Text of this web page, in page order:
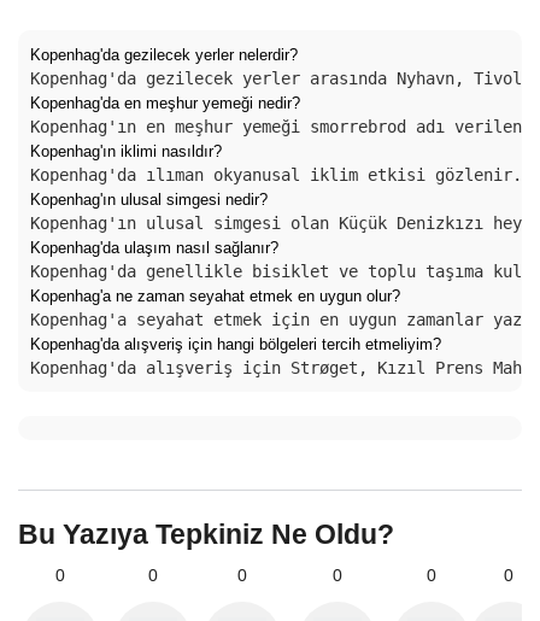
Kopenhag'da gezilecek yerler nelerdir?
Kopenhag'da gezilecek yerler arasında Nyhavn,
Kopenhag'da en meşhur yemeği nedir?
Kopenhag'ın en meşhur yemeği smorrebrod adı
Kopenhag'ın iklimi nasıldır?
Kopenhag'da ılıman okyanusal iklim etkisi
Kopenhag'ın ulusal simgesi nedir?
Kopenhag'ın ulusal simgesi olan Küçük Denizkızı
Kopenhag'da ulaşım nasıl sağlanır?
Kopenhag'da genellikle bisiklet ve toplu taşıma
Kopenhag'a ne zaman seyahat etmek en uygun olur?
Kopenhag'a seyahat etmek için en uygun zamanlar
Kopenhag'da alışveriş için hangi bölgeleri tercih etmeliyim?
Kopenhag'da alışveriş için Strøget, Kızıl Prens
Bu Yazıya Tepkiniz Ne Oldu?
0 0 0 0 0 0